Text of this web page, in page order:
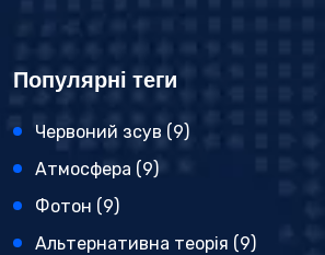
Популярні теги
Червоний зсув (9)
Атмосфера (9)
Фотон (9)
Альтернативна теорія (9)